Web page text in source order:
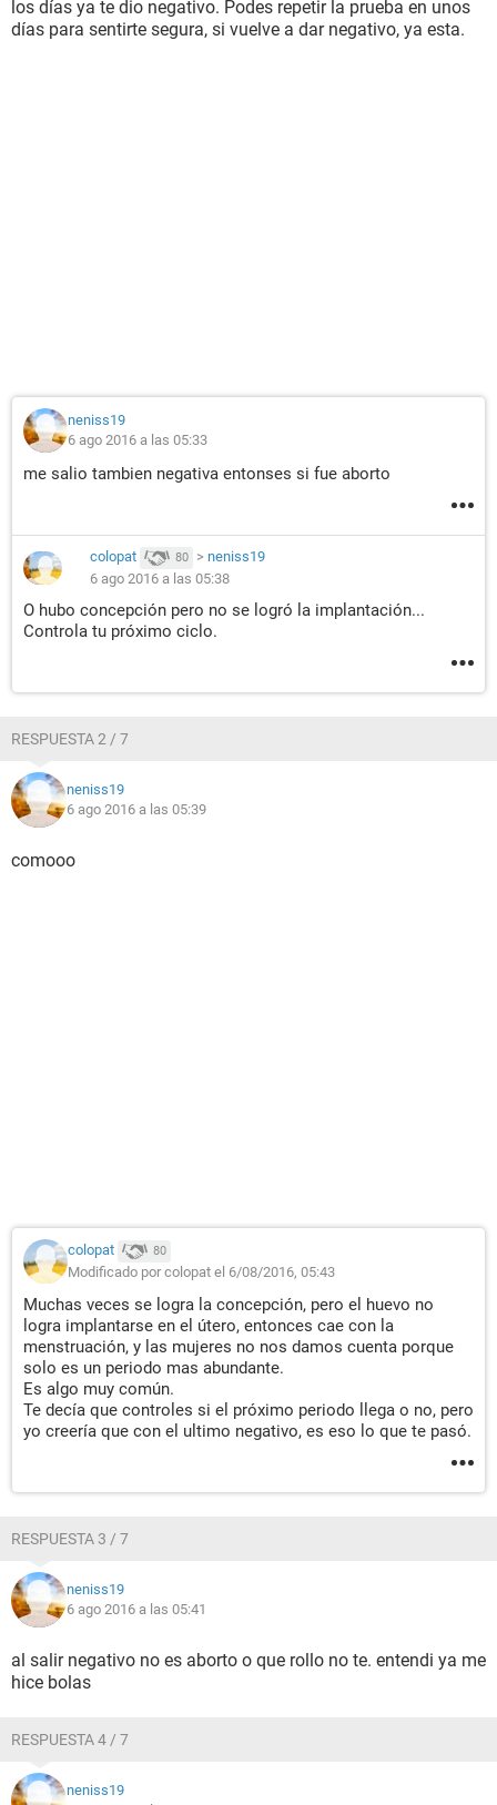
los días ya te dio negativo. Podes repetir la prueba en unos
días para sentirte segura, si vuelve a dar negativo, ya esta.
neniss19
6 ago 2016 a las 05:33
me salio tambien negativa entonses si fue aborto
colopat 80 > neniss19
6 ago 2016 a las 05:38
O hubo concepción pero no se logró la implantación...
Controla tu próximo ciclo.
RESPUESTA 2 / 7
neniss19
6 ago 2016 a las 05:39
comooo
colopat 80
Modificado por colopat el 6/08/2016, 05:43
Muchas veces se logra la concepción, pero el huevo no
logra implantarse en el útero, entonces cae con la
menstruación, y las mujeres no nos damos cuenta porque
solo es un periodo mas abundante.
Es algo muy común.
Te decía que controles si el próximo periodo llega o no, pero
yo creería que con el ultimo negativo, es eso lo que te pasó.
RESPUESTA 3 / 7
neniss19
6 ago 2016 a las 05:41
al salir negativo no es aborto o que rollo no te. entendi ya me
hice bolas
RESPUESTA 4 / 7
neniss19